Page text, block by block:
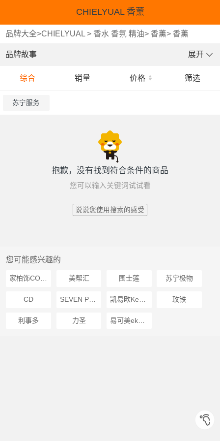
CHIELYUAL 香薰
品牌大全>CHIELYUAL > 香水 香氛 精油> 香薰> 香薰
品牌故事 展开
综合 销量 价格 筛选
苏宁服务
抱歉，没有找到符合条件的商品
您可以输入关键词试试看
说说您使用搜索的感受
您可能感兴趣的
美帮汇 围士莲 苏宁极物
CD SEVEN PLUS 玫铁
利事多 力圣 易可美ekomio